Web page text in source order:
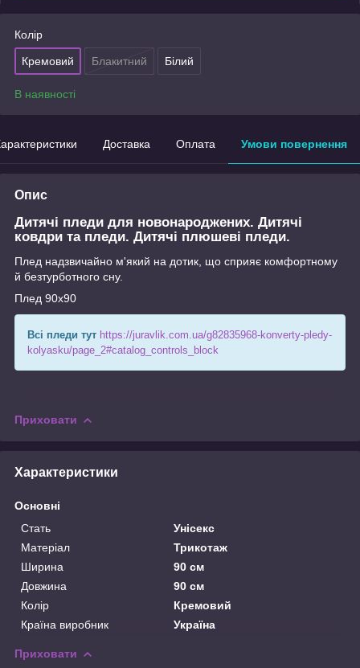
Колір
Кремовий Блакитний Білий
В наявності
Доставка Оплата Умови повернення
Опис
Дитячі пледи для новонароджених. Дитячі
ковдри та пледи. Дитячі плюшеві пледи.
Плед надзвичайно м'який на дотик, що сприяє комфортному
й безтурботного сну.
Плед 90х90
Всі пледи тут https://juravlik.com.ua/g82835968-konverty-pledy-
kolyasku/page_2#catalog_controls_block
Приховати
Характеристики
Основні
Стать
Унісекс
Матеріал
Трикотаж
Ширина
90 см
Довжина
90 см
Колір
Кремовий
Країна виробник
Україна
Приховати